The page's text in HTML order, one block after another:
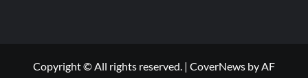
Copyright © All rights reserved. | CoverNews by AF